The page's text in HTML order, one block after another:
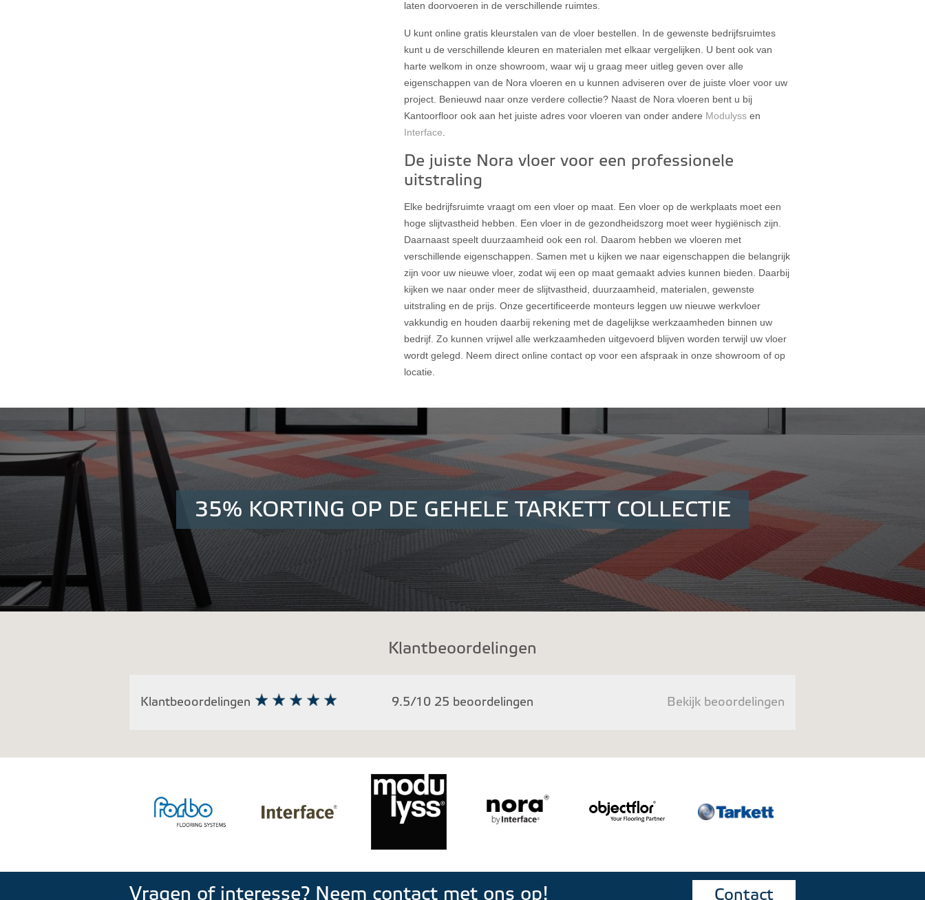
laten doorvoeren in de verschillende ruimtes.
U kunt online gratis kleurstalen van de vloer bestellen. In de gewenste bedrijfsruimtes
kunt u de verschillende kleuren en materialen met elkaar vergelijken. U bent ook van
harte welkom in onze showroom, waar wij u graag meer uitleg geven over alle
eigenschappen van de Nora vloeren en u kunnen adviseren over de juiste vloer voor uw
project. Benieuwd naar onze verdere collectie? Naast de Nora vloeren bent u bij
Kantoorfloor ook aan het juiste adres voor vloeren van onder andere Modulyss en
Interface
De juiste Nora vloer voor een professionele
uitstraling
Elke bedrijfsruimte vraagt om een vloer op maat. Een vloer op de werkplaats moet een
hoge slijtvastheid hebben. Een vloer in de gezondheidszorg moet weer hygiënisch zijn.
Daarnaast speelt duurzaamheid ook een rol. Daarom hebben we vloeren met
verschillende eigenschappen. Samen met u kijken we naar eigenschappen die belangrijk
zijn voor uw nieuwe vloer, zodat wij een op maat gemaakt advies kunnen bieden. Daarbij
kijken we naar onder meer de slijtvastheid, duurzaamheid, materialen, gewenste
uitstraling en de prijs. Onze gecertificeerde monteurs leggen uw nieuwe werkvloer
vakkundig en houden daarbij rekening met de dagelijkse werkzaamheden binnen uw
bedrijf. Zo kunnen vrijwel alle werkzaamheden uitgevoerd blijven worden terwijl uw vloer
wordt gelegd. Neem direct online contact op voor een afspraak in onze showroom of op
locatie.
35% KORTING OP DE GEHELE TARKETT COLLECTIE
Klantbeoordelingen
Klantbeoordelingen 9.5/10 25 beoordelingen Bekijk beoordelingen
Vragen of interesse? Neem contact met ons op! Contact